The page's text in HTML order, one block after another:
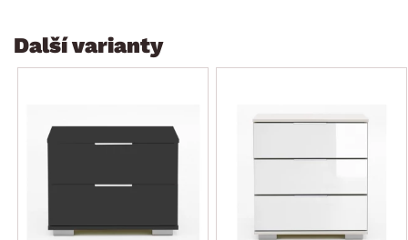
Další varianty